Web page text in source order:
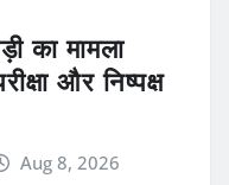
का मामला
और निष्पक्ष
Aug 8, 2026